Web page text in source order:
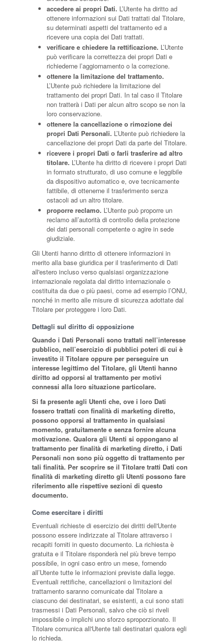
accedere ai propri Dati. L’Utente ha diritto ad
ottenere informazioni sui Dati trattati dal Titolare,
su determinati aspetti del trattamento ed a
ricevere una copia dei Dati trattati.
verificare e chiedere la rettificazione. L’Utente
può verificare la correttezza dei propri Dati e
richiederne l’aggiornamento o la correzione.
ottenere la limitazione del trattamento.
L’Utente può richiedere la limitazione del
trattamento dei propri Dati. In tal caso il Titolare
non tratterà i Dati per alcun altro scopo se non la
loro conservazione.
ottenere la cancellazione o rimozione dei
propri Dati Personali. L’Utente può richiedere la
cancellazione dei propri Dati da parte del Titolare.
ricevere i propri Dati o farli trasferire ad altro
titolare. L’Utente ha diritto di ricevere i propri Dati
in formato strutturato, di uso comune e leggibile
da dispositivo automatico e, ove tecnicamente
fattibile, di ottenerne il trasferimento senza
ostacoli ad un altro titolare.
proporre reclamo. L’Utente può proporre un
reclamo all’autorità di controllo della protezione
dei dati personali competente o agire in sede
giudiziale.
Gli Utenti hanno diritto di ottenere informazioni in
merito alla base giuridica per il trasferimento di Dati
all'estero incluso verso qualsiasi organizzazione
internazionale regolata dal diritto internazionale o
costituita da due o più paesi, come ad esempio l’ONU,
nonché in merito alle misure di sicurezza adottate dal
Titolare per proteggere i loro Dati.
Dettagli sul diritto di opposizione
Quando i Dati Personali sono trattati nell’interesse
pubblico, nell’esercizio di pubblici poteri di cui è
investito il Titolare oppure per perseguire un
interesse legittimo del Titolare, gli Utenti hanno
diritto ad opporsi al trattamento per motivi
connessi alla loro situazione particolare.
Si fa presente agli Utenti che, ove i loro Dati
fossero trattati con finalità di marketing diretto,
possono opporsi al trattamento in qualsiasi
momento, gratuitamente e senza fornire alcuna
motivazione. Qualora gli Utenti si oppongano al
trattamento per finalità di marketing diretto, i Dati
Personali non sono più oggetto di trattamento per
tali finalità. Per scoprire se il Titolare tratti Dati con
finalità di marketing diretto gli Utenti possono fare
riferimento alle rispettive sezioni di questo
documento.
Come esercitare i diritti
Eventuali richieste di esercizio dei diritti dell'Utente
possono essere indirizzate al Titolare attraverso i
recapiti forniti in questo documento. La richiesta è
gratuita e il Titolare risponderà nel più breve tempo
possibile, in ogni caso entro un mese, fornendo
all’Utente tutte le informazioni previste dalla legge.
Eventuali rettifiche, cancellazioni o limitazioni del
trattamento saranno comunicate dal Titolare a
ciascuno dei destinatari, se esistenti, a cui sono stati
trasmessi i Dati Personali, salvo che ciò si riveli
impossibile o implichi uno sforzo sproporzionato. Il
Titolare comunica all'Utente tali destinatari qualora egli
lo richieda.